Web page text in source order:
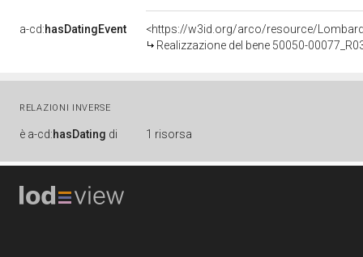
a-cd:hasDatingEvent
<https://w3id.org/arco/resource/
Realizzazione del bene 50050-
RELAZIONI INVERSE
è a-cd:hasDating di 1 risorsa